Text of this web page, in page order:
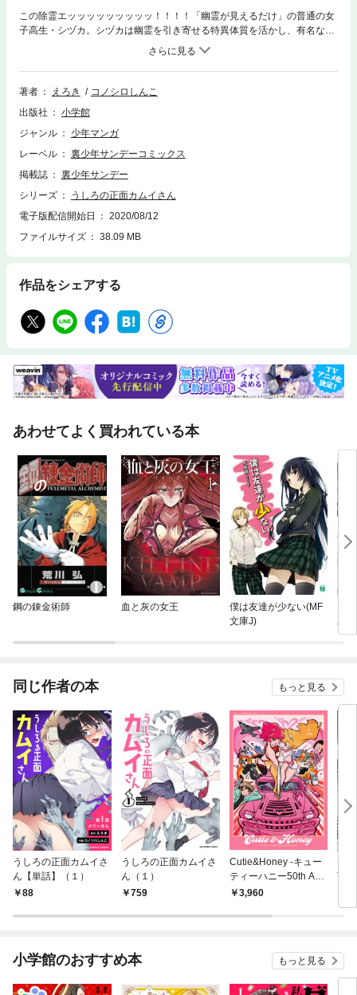
この除霊エッッッッッッッッッ！！！！「幽霊が見えるだけ」の普通の女
子高生・シヅカ。シヅカは幽霊を引き寄せる特異体質を活かし、有名な霊
能力者・カムイの助手として働いている。圧倒的な霊力を誇るカムイだ
が、その除霊は前代未聞なヤリ方でーーー！？“超”除霊の幕が開く！！エ
ッッッッッッッッッッロイムエッサイム！！第1巻には総勢9体＋αの霊が
登場！「メリーさん」「テケテケ」「こっくりさん」…、果たしてどのよ
収録！倫理的にイケるのか！？
著者 えろき
コノシロしんこ
出版社
小学館
ジャンル
少年マンガ
レーベル
裏少年サンデーコミックス
掲載誌
裏少年サンデー
シリーズ
うしろの正面カムイさん
電子版配信開始日
2020/08/12
ファイルサイズ
38.09 MB
作品をシェアする
あわせてよく買われている本
鋼の錬金術師 血と灰の女王
僕は友達が少ない(MF
文庫J)
元
助
だ
同じ作者の本 もっと見る
うしろの正面カムイさ
ん【単話】（１）
88
うしろの正面カムイさ
ん（１）
759
Cutie&Honey -キュー
ティーハニー50th Ann
iversary Tribute Artboo
3,960
小学館のおすすめ本 もっと見る